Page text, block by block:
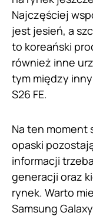
Najczęściej
jest jesień, a
to koreański
również inne
tym między
S26 FE.
Na ten moment
opaski
informacji
generacji oraz
rynek. Warto
Samsung